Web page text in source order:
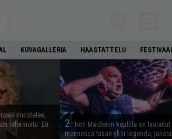
KUVAGALLERIA HAASTATTELU
muistelee,
informoitu: En
2. Iron Maidenin keulilla on laulanut
mennessä tasan yksi legenda,